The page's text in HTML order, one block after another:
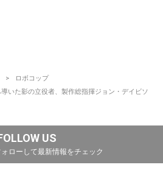
ロボコップ
導いた影の立役者、製作総指揮ジョン・デイビソ
US
ォローして最新情報をチェック